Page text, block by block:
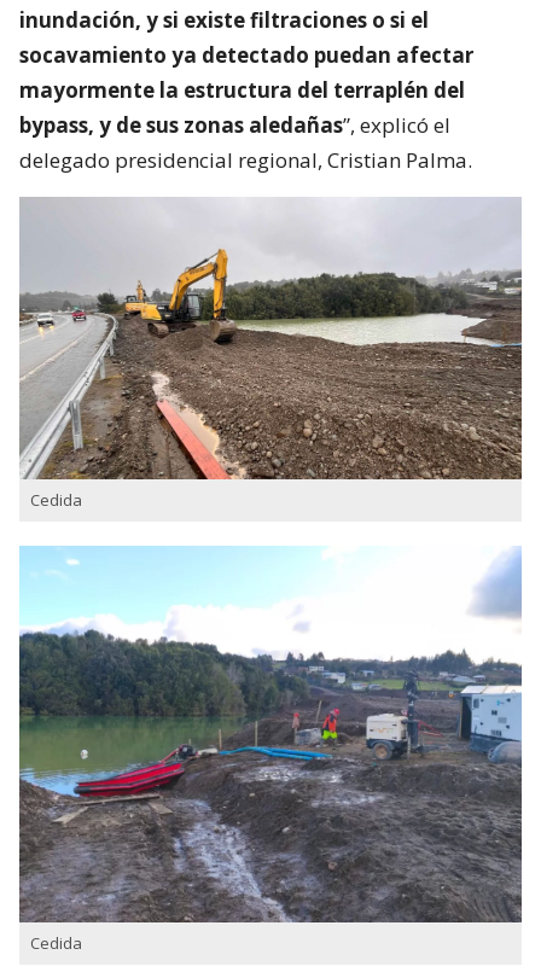
inundación, y si existe filtraciones o si el
socavamiento ya detectado puedan afectar
mayormente la estructura del terraplén del
bypass, y de sus zonas aledañas”, explicó el
delegado presidencial regional, Cristian Palma.
Cedida
Cedida